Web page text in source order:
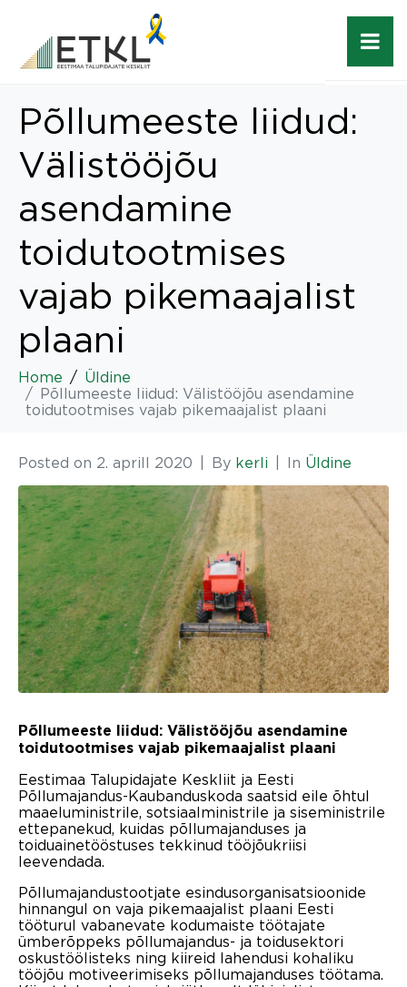
Põllumeeste liidud:
Välistööjõu
asendamine
toidutootmises
vajab pikemaajalist
plaani
Home
Üldine
Põllumeeste liidud: Välistööjõu asendamine
toidutootmises vajab pikemaajalist plaani
Posted on 2. aprill 2020 By kerli In Üldine
Põllumeeste liidud: Välistööjõu asendamine
toidutootmises vajab pikemaajalist plaani
Eestimaa Talupidajate Keskliit ja Eesti
Põllumajandus-Kaubanduskoda saatsid eile õhtul
maaeluministrile, sotsiaalministrile ja siseministrile
ettepanekud, kuidas põllumajanduses ja
toiduainetööstuses tekkinud tööjõukriisi
leevendada.
Põllumajandustootjate esindusorganisatsioonide
hinnangul on vaja pikemaajalist plaani Eesti
tööturul vabanevate kodumaiste töötajate
ümberõppeks põllumajandus- ja toidusektori
oskustöölisteks ning kiireid lahendusi kohaliku
tööjõu motiveerimiseks põllumajanduses töötama.